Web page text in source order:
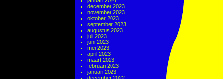
december 2023
november 2023
oktober 2023
september 2023
augustus 2023
juli 2023
juni 2023
mei 2023
april 2023
maart 2023
februari 2023
januari 2023
december 2022